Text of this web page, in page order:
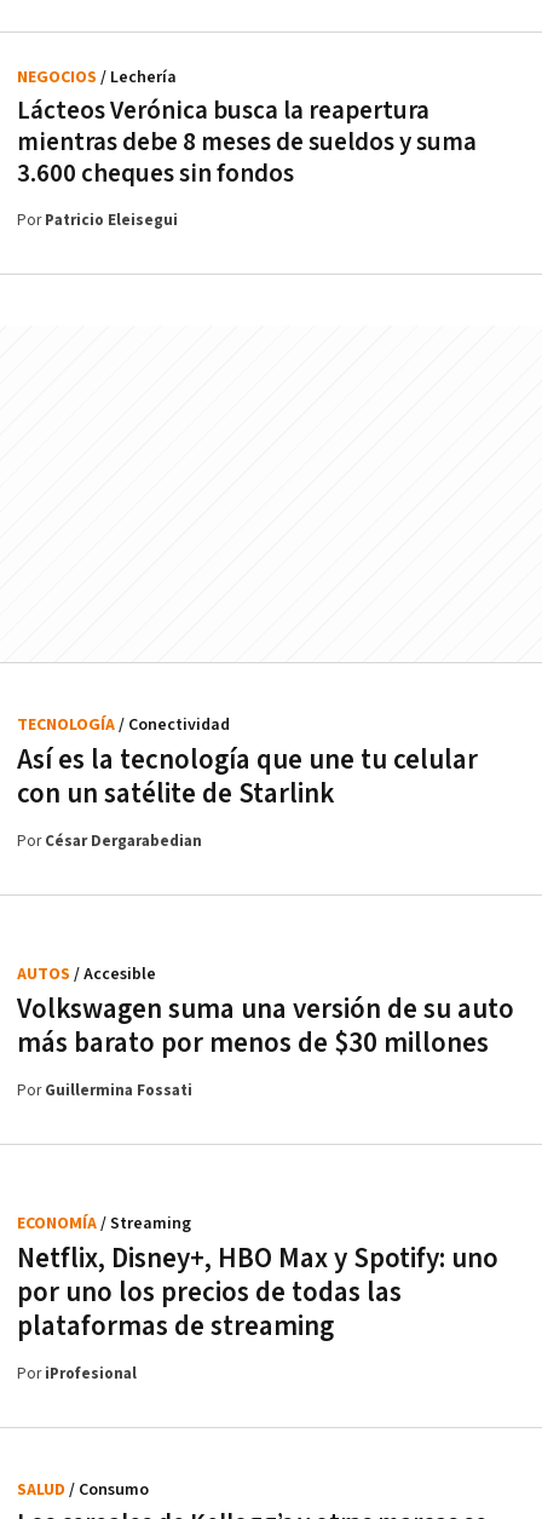
Lácteos Verónica busca la reapertura
mientras debe 8 meses de sueldos y suma
3.600 cheques sin fondos
NEGOCIOS / Lechería
PorPatricio Eleisegui
Así es la tecnología que une tu celular
con un satélite de Starlink
TECNOLOGÍA/ Conectividad
PorCésar Dergarabedian
Volkswagen suma una versión de su auto
más barato por menos de $30 millones
AUTOS / Accesible
PorGuillermina Fossati
Netflix, Disney+, HBO Max y Spotify: uno
por uno los precios de todas las
plataformas de streaming
ECONOMÍA/ Streaming
PoriProfesional
SALUD / Consumo